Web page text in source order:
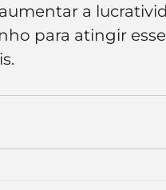
a
para atingir